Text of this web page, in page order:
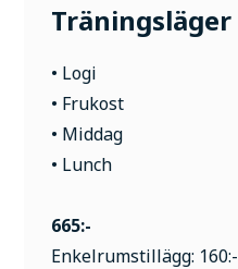
Träningsläger
• Logi
• Frukost
• Middag
• Lunch
665:-
Enkelrumstillägg: 160:-